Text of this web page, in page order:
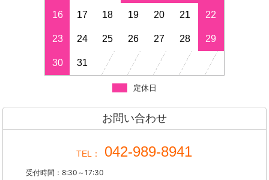
16 17 18 19 20 21 22
23 24 25 26 27 28 29
30 31
定休日
お問い合わせ
TEL： 042-989-8941
受付時間：8:30～17:30